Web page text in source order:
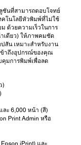
ชันที่สามารถตอบโจทย์
โนโลยีหัวพิมพ์ที่ไม่ใช้
ด้วยความเร็วในการ
เดียว) ให้ภาพคมชัด
สัน เหมาะสำหรับงาน
ข้าถึงอุปกรณ์ของคุณ
คุมการพิมพ์เพื่อลด
)
ละ 6,000 หน้า (สี)
Print Admin หรือ
iPrint) และ